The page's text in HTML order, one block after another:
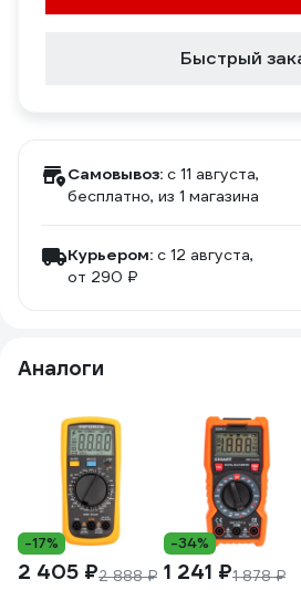
Быстрый
Самовывоз: c 11 августа,
бесплатно, из 1 магазина
Курьером: c 12 августа,
от 290 ₽
Аналоги
-17%
2 405 ₽2 888 ₽
-34%
1 241 ₽1 878 ₽